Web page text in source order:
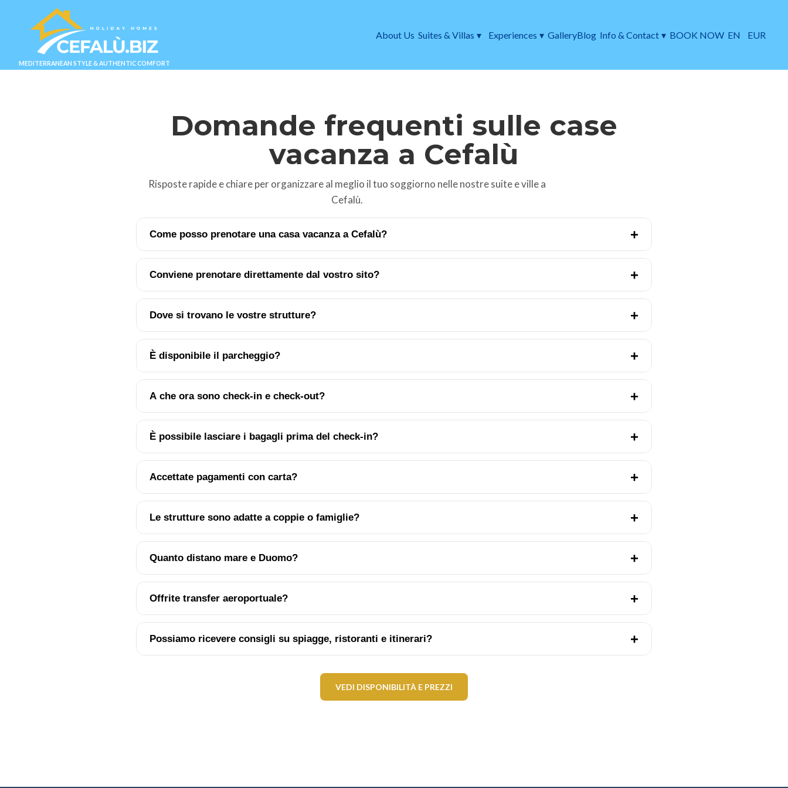
MEDITERRANEAN STYLE & AUTHENTIC COMFORT
About Us Suites & Villas ▾ Experiences ▾ GalleryBlog Info & Contact ▾ BOOK NOW EN EUR
Domande frequenti sulle case
vacanza a Cefalù
Risposte rapide e chiare per organizzare al meglio il tuo soggiorno nelle nostre suite e ville a
Cefalù.
Come posso prenotare una casa vacanza a Cefalù?
Conviene prenotare direttamente dal vostro sito?
Dove si trovano le vostre strutture?
È disponibile il parcheggio?
A che ora sono check-in e check-out?
È possibile lasciare i bagagli prima del check-in?
Accettate pagamenti con carta?
Le strutture sono adatte a coppie o famiglie?
Quanto distano mare e Duomo?
Offrite transfer aeroportuale?
Possiamo ricevere consigli su spiagge, ristoranti e itinerari?
VEDI DISPONIBILITÀ E PREZZI